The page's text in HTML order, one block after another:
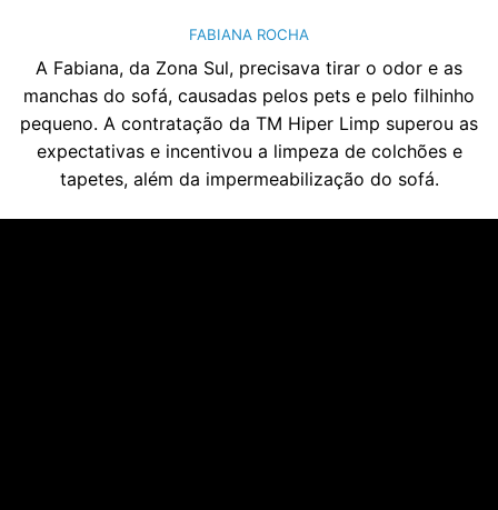
FABIANA ROCHA
A Fabiana, da Zona Sul, precisava tirar o odor e as
manchas do sofá, causadas pelos pets e pelo filhinho
pequeno. A contratação da TM Hiper Limp superou as
expectativas e incentivou a limpeza de colchões e
tapetes, além da impermeabilização do sofá.